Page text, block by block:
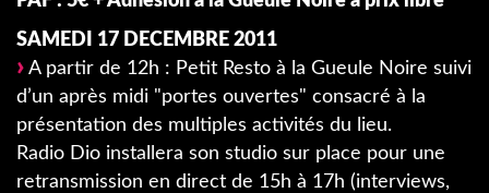
SAMEDI 17 DECEMBRE 2011
A partir de 12h : Petit Resto à la Gueule Noire suivi
d’un après midi "portes ouvertes" consacré à la
présentation des multiples activités du lieu.
Radio Dio installera son studio sur place pour une
retransmission en direct de 15h à 17h (interviews,